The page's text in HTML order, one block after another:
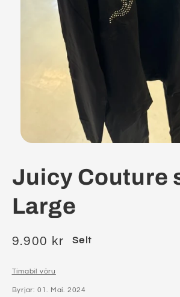
Juicy Couture
Large
9.900 kr Selt
Tímabil vöru
Byrjar: 01. Maí. 2024